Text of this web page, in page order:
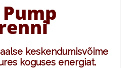
keskendumisvõime
koguses energiat.